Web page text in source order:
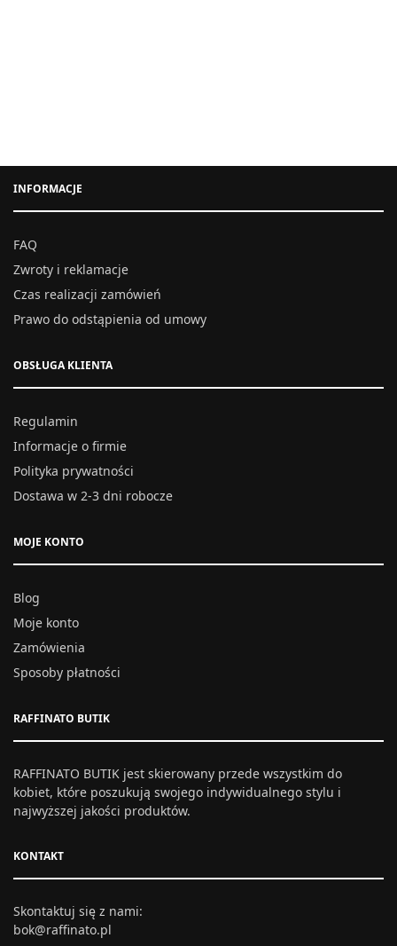
INFORMACJE
FAQ
Zwroty i reklamacje
Czas realizacji zamówień
Prawo do odstąpienia od umowy
OBSŁUGA KLIENTA
Regulamin
Informacje o firmie
Polityka prywatności
Dostawa w 2-3 dni robocze
MOJE KONTO
Blog
Moje konto
Zamówienia
Sposoby płatności
RAFFINATO BUTIK
RAFFINATO BUTIK jest skierowany przede wszystkim do
kobiet, które poszukują swojego indywidualnego stylu i
najwyższej jakości produktów.
KONTAKT
Skontaktuj się z nami:
bok@raffinato.pl